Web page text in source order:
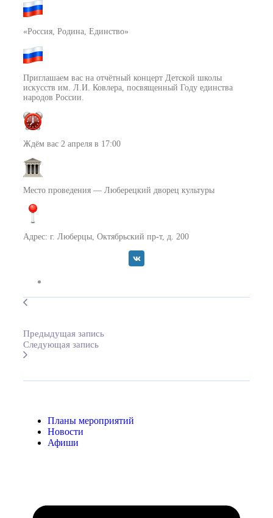
Планы мероприятий
Новости
Афиши
«Россия, Родина, Единство»
Приглашаем вас на отчётный концерт Детской школы
искусств им. Л.И. Ковлера, посвященный Году единства
народов России.
Ждём вас 2 апреля в 17:00
Место проведения — Люберецкий дворец культуры
Адрес: г. Люберцы, Октябрьский пр-т, д. 200
Предыдущая запись
Следующая запись